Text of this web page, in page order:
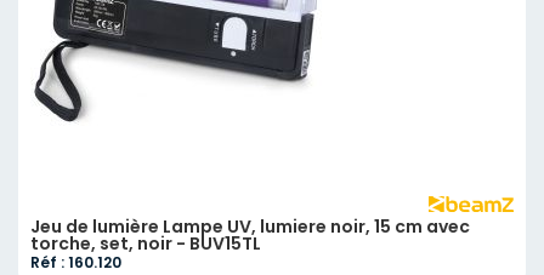
Jeu de lumière Lampe UV, lumiere noir, 15 cm avec
torche, set, noir - BUV15TL
Réf : 160.120